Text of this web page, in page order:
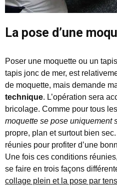
La pose d’une
Poser une moquette ou un
tapis jonc de mer, est
de moquette, mais demande
technique. L’opération sera
bricolage. Comme pour tous
moquette se pose uniquement
propre, plan et surtout bien
réunies pour profiter d’une
Une fois ces conditions
se faire en trois façons
collage plein et la pose par